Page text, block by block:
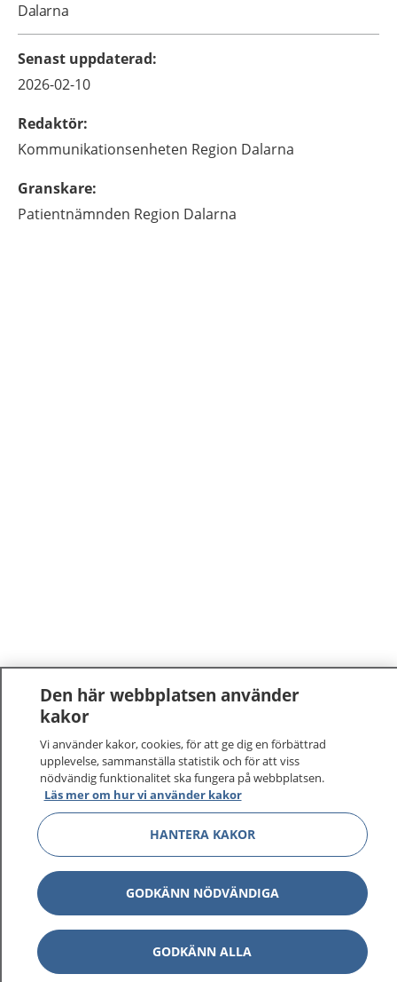
Dalarna
Senast uppdaterad:
2026-02-10
Redaktör:
Kommunikationsenheten Region Dalarna
Granskare:
Patientnämnden Region Dalarna
1177–tryggt om din hälsa och vård
På 1177.se får du råd om hälsa och information om
sjukdomar och vilka mottagningar du kan kontakta.
Logga in för att läsa din journal och göra dina
vårdärenden. Ring telefonnummer 1177 för
sjukvårdsrådgivning dygnet runt.
1177 ger dig råd när du vill må bättre.
Den här webbplatsen använder
kakor
Vi använder kakor, cookies, för att ge dig en förbättrad
upplevelse, sammanställa statistik och för att viss
nödvändig funktionalitet ska fungera på webbplatsen.
Läs mer om hur vi använder kakor
HANTERA KAKOR
GODKÄNN NÖDVÄNDIGA
GODKÄNN ALLA